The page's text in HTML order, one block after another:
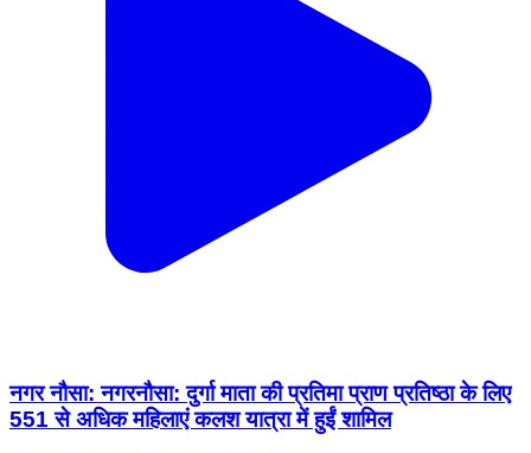
नगर नौसा: नगरनौसा: दुर्गा माता की प्रतिमा प्राण प्रतिष्ठा के लिए
551 से अधिक महिलाएं कलश यात्रा में हुईं शामिल